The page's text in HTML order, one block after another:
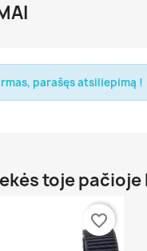
parašęs atsiliepimą !
toje
favorite_border